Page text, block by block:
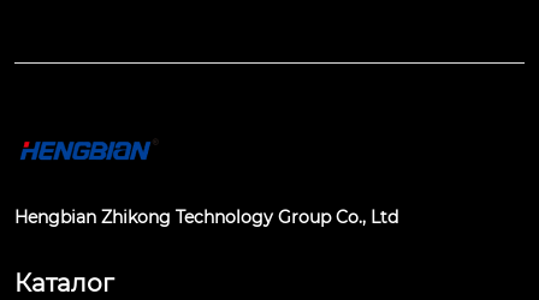
Hengbian Zhikong Technology Group Co., Ltd
Каталог